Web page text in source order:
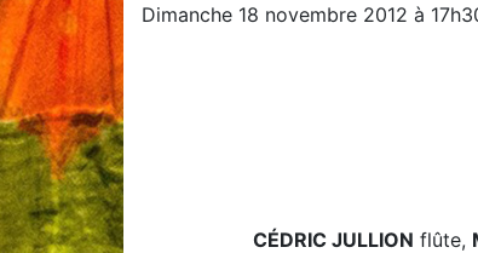
Dimanche 18 novembre 2012 à
CÉDRIC JULLION flûte,